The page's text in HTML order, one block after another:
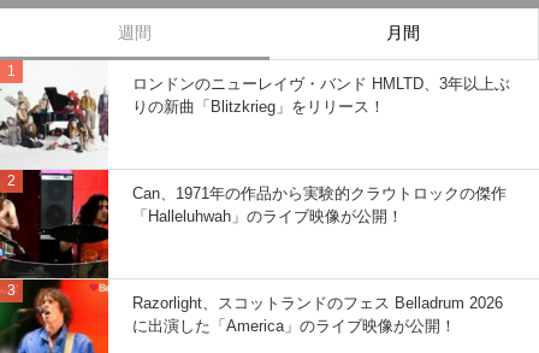
週間 月間
ロンドンのニューレイヴ・バンド HMLTD、3年以上ぶ
りの新曲「Blitzkrieg」をリリース！
Can、1971年の作品から実験的クラウトロックの傑作
「Halleluhwah」のライブ映像が公開！
Razorlight、スコットランドのフェス Belladrum 2026
に出演した「America」のライブ映像が公開！